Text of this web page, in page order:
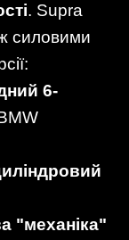
. Supra
силовими
6-
"механіка"